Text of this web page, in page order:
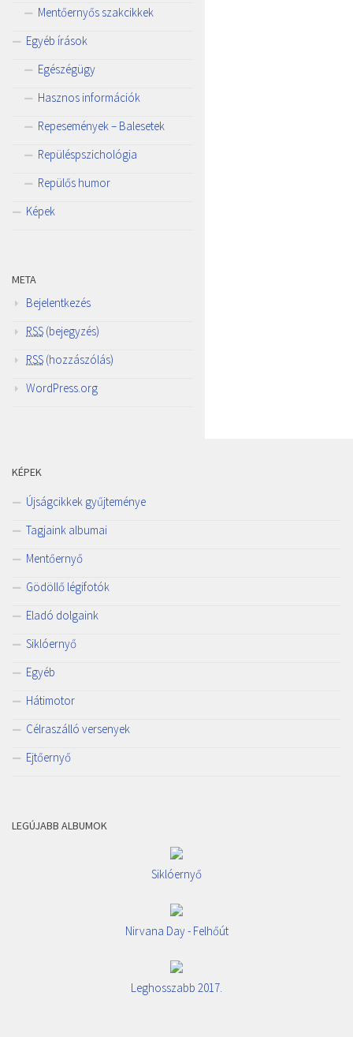
Mentőernyős szakcikkek
Egyéb írások
Egészégügy
Hasznos információk
Repesemények – Balesetek
Repüléspszichológia
Repülős humor
Képek
META
Bejelentkezés
RSS (bejegyzés)
RSS (hozzászólás)
WordPress.org
KÉPEK
Újságcikkek gyűjteménye
Tagjaink albumai
Mentőernyő
Gödöllő légifotók
Eladó dolgaink
Siklóernyő
Egyéb
Hátimotor
Célraszálló versenyek
Ejtőernyő
LEGÚJABB ALBUMOK
Siklóernyő
Nirvana Day - Felhőút
Leghosszabb 2017.